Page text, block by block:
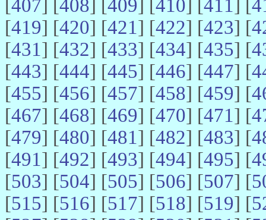
[407] [408] [409] [410] [411] [
[419] [420] [421] [422] [423] [
[431] [432] [433] [434] [435] [
[443] [444] [445] [446] [447] [
[455] [456] [457] [458] [459] [
[467] [468] [469] [470] [471] [
[479] [480] [481] [482] [483] [
[491] [492] [493] [494] [495] [
[503] [504] [505] [506] [507] [
[515] [516] [517] [518] [519] [